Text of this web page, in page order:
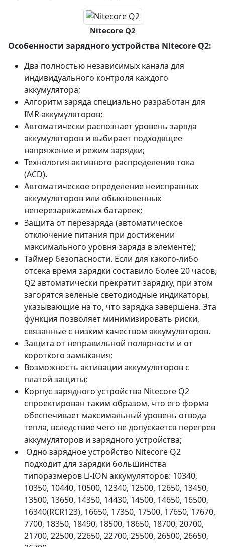
Nitecore Q2
Особенности зарядного устройства Nitecore Q2:
Два полностью независимых канала для
индивидуального контроля каждого
аккумулятора;
Алгоритм заряда специально разработан для
IMR аккумуляторов;
Автоматически распознает уровень заряда
аккумуляторов и выбирает подходящее
напряжение и режим зарядки;
Технология активного распределения тока
(ACD).
Автоматическое определение неисправных
аккумуляторов или обыкновенных
неперезаряжаемых батареек;
Защита от перезаряда (автоматическое
отключение питания при достижении
максимального уровня заряда в элементе);
Таймер безопасности. Если для какого-либо
отсека время зарядки составило более 20 часов,
Q2 автоматически прекратит зарядку, при этом
загорятся зеленые светодиодные индикаторы,
указывающие на то, что зарядка завершена. Эта
функция позволяет минимизировать риски,
связанные с низким качеством аккумуляторов.
Защита от неправильной полярности и от
короткого замыкания;
Возможность активации аккумуляторов с
платой защиты;
Корпус зарядного устройства Nitecore Q2
спроектирован таким образом, что его форма
обеспечивает максимальный уровень отвода
тепла, вследствие чего не допускается перегрев
аккумуляторов и зарядного устройства;
Одно зарядное устройство Nitecore Q2
подходит для зарядки большинства
типоразмеров Li-ION аккумуляторов: 10340,
10350, 10440, 10500, 12340, 12500, 12650, 13450,
13500, 13650, 14350, 14430, 14500, 14650, 16500,
16340(RCR123), 16650, 17350, 17500, 17650, 17670,
7700, 18350, 18490, 18500, 18650, 18700, 20700,
21700, 22500, 22650, 22700, 25500, 26500, 26650,